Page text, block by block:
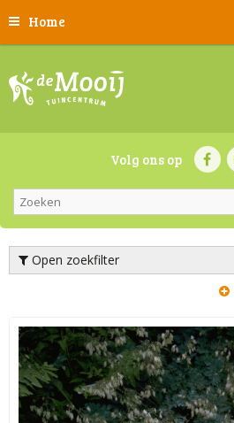
Home
Volg ons op
Open zoekfilter